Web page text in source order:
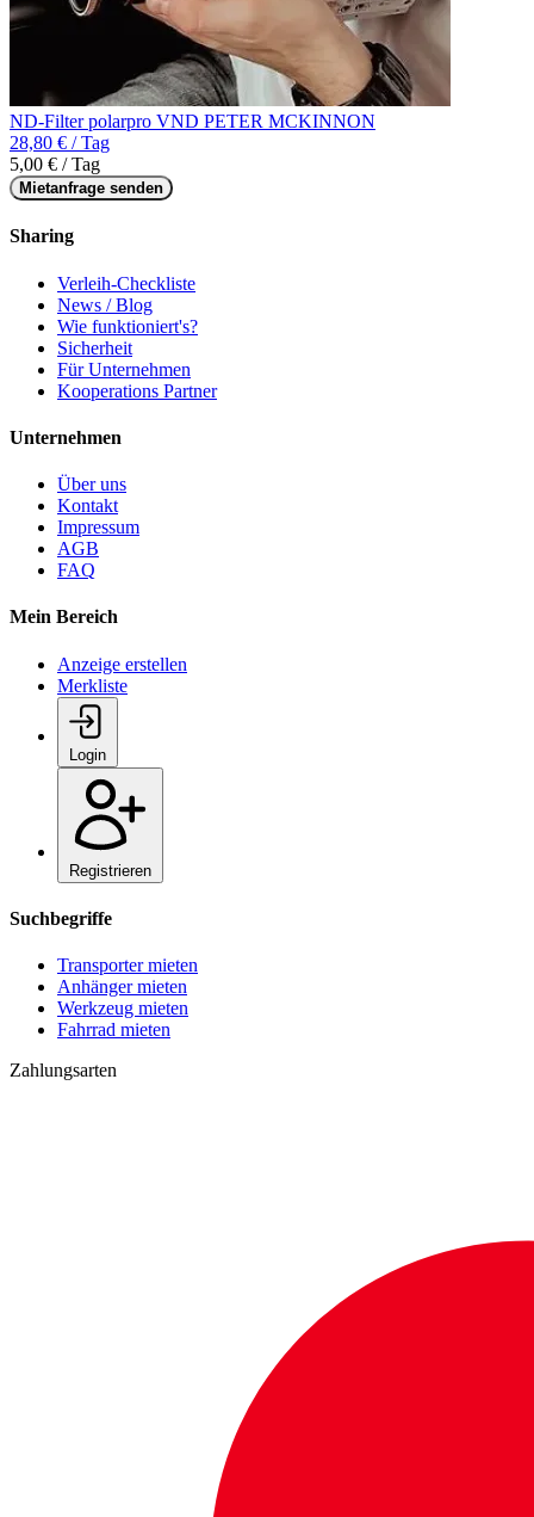
ND-Filter polarpro VND PETER MCKINNON
28,80 € / Tag
5,00 € / Tag
Mietanfrage senden
Sharing
Verleih-Checkliste
News / Blog
Wie funktioniert's?
Sicherheit
Für Unternehmen
Kooperations Partner
Unternehmen
Über uns
Kontakt
Impressum
AGB
FAQ
Mein Bereich
Anzeige erstellen
Merkliste
Login
Registrieren
Suchbegriffe
Transporter mieten
Anhänger mieten
Werkzeug mieten
Fahrrad mieten
Zahlungsarten